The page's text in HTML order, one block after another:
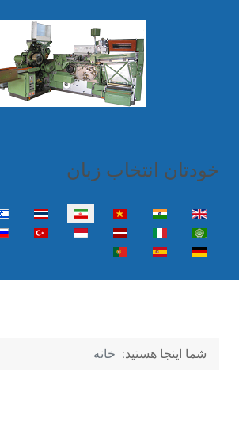
خودتان انتخاب زبان
زبان خود را انتخاب کنید
شما اینجا هستید: خانه